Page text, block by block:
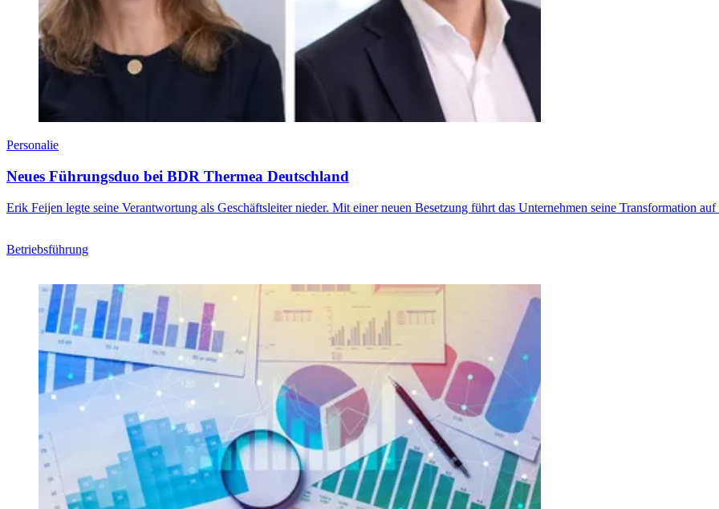
Personalie
Neues Führungsduo bei BDR Thermea Deutschland
Erik Feijen legte seine Verantwortung als Geschäftsleiter nieder. Mit einer neuen Besetzung führt das Unternehmen seine Transformation
Betriebsführung